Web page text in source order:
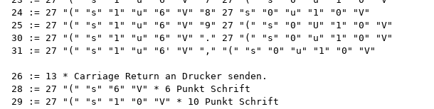
24 := 27 "(" "s" "1" "u" "6" "V" "8" 27 "s" "0" "u" "1" "0" "V"
25 := 27 "(" "s" "1" "u" "6" "V" "9" 27 "(" "s" "0" "U" "1" "0" "V"
30 := 27 "(" "s" "1" "u" "6" "V" "." 27 "(" "s" "0" "u" "1" "0" "V"
31 := 27 "(" "s" "1" "u" "6' "V" "," "(" "s" "0" "u" "1" "0" "V"
26 := 13 * Carriage Return an Drucker senden.
28 := 27 "(" "s" "6" "V" * 6 Punkt Schrift
29 := 27 "(" "s" "1" "0" "V" * 10 Punkt Schrift